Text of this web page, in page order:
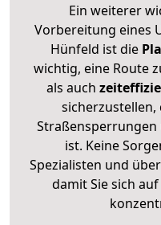
Ein weiterer
Vorbereitung eines
Hünfeld ist die
wichtig, eine Route
als auch
sicherzustellen,
ist. Keine
Spezialisten und
damit Sie sich